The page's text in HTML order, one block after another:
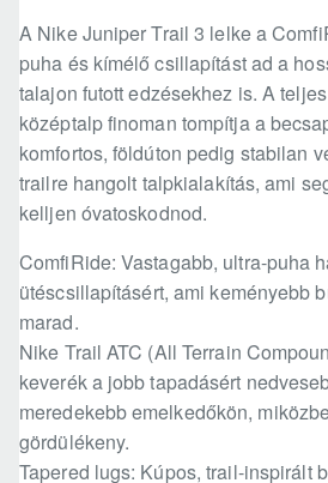
A Nike Juniper Trail 3 lelke a
puha és kímélő csillapítást ad a
talajon futott edzésekhez is. A
középtalp finoman tompítja a
komfortos, földúton pedig stabilan
trailre hangolt talpkialakítás, ami
kelljen óvatoskodnod.
ComfiRide: Vastagabb, ultra-puha
ütéscsillapításért, ami keményebb
marad.
Nike Trail ATC (All Terrain
keverék a jobb tapadásért
meredekebb emelkedőkön,
gördülékeny.
Tapered lugs: Kúpos, trail-inspirált